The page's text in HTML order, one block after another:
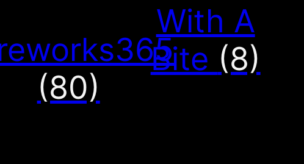
(80)
With A
Bite (8)